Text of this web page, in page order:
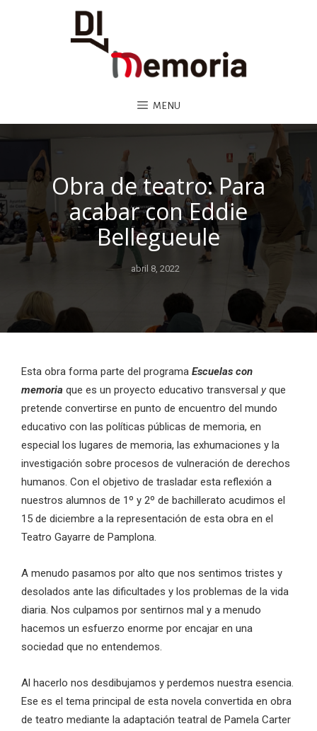
MENU
Obra de teatro: Para
acabar con Eddie
Bellegueule
abril 8, 2022
Esta obra forma parte del programa Escuelas con
memoria que es un proyecto educativo transversal yque
pretende convertirse en punto de encuentro del mundo
educativo con las políticas públicas de memoria, en
especial los lugares de memoria, las exhumaciones y la
investigación sobre procesos de vulneración de derechos
humanos. Con el objetivo de trasladar esta reflexión a
nuestros alumnos de 1º y 2º de bachillerato acudimos el
15 de diciembre a la representación de esta obra en el
Teatro Gayarre de Pamplona.
A menudo pasamos por alto que nos sentimos tristes y
desolados ante las dificultades y los problemas de la vida
diaria. Nos culpamos por sentirnos mal y a menudo
hacemos un esfuerzo enorme por encajar en una
sociedad que no entendemos.
Al hacerlo nos desdibujamos y perdemos nuestra esencia.
Ese es el tema principal de esta novela convertida en obra
de teatro mediante la adaptación teatral de Pamela Carter